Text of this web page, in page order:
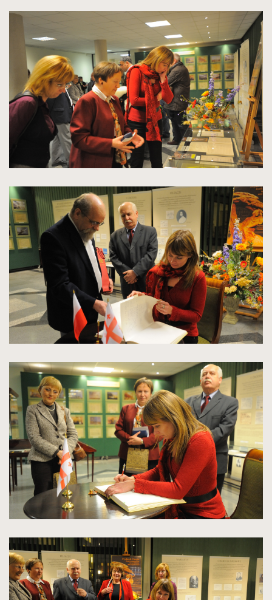
spowoduje
rozmiarów
oryginalnych
spowoduje
powiększenie
zdjęcia
do
rozmiarów
oryginalnych
spowoduje
powiększenie
zdjęcia
do
rozmiarów
oryginalnych
spowoduje
powiększenie
zdjęcia
do
rozmiarów
oryginalnych